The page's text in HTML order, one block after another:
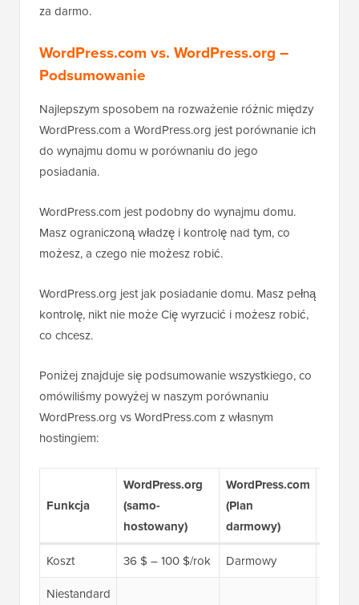
za darmo.
WordPress.com vs. WordPress.org –
Podsumowanie
Najlepszym sposobem na rozważenie różnic między
WordPress.com a WordPress.org jest porównanie ich
do wynajmu domu w porównaniu do jego
posiadania.
WordPress.com jest podobny do wynajmu domu.
Masz ograniczoną władzę i kontrolę nad tym, co
możesz, a czego nie możesz robić.
WordPress.org jest jak posiadanie domu. Masz pełną
kontrolę, nikt nie może Cię wyrzucić i możesz robić,
co chcesz.
Poniżej znajduje się podsumowanie wszystkiego, co
omówiliśmy powyżej w naszym porównaniu
WordPress.org vs WordPress.com z własnym
hostingiem:
Funkcja
WordPress.org
(samo-
hostowany)
WordPress.com
(Plan
darmowy)
Koszt 36 $ – 100 $/rok Darmowy
Niestandard